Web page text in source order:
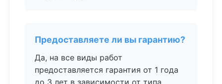
Предоставляете ли вы гарантию?
Да, на все виды работ
предоставляется гарантия от 1 года
до 3 лет в зависимости от типа